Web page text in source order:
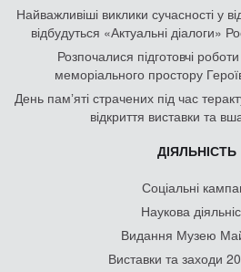
Найважливіші виклики сучасності у
відбудуться «Актуальні діалоги»
Розпочалися підготовчі
меморіального простору
День памʼяті страчених під час
відкриття виставки та
ДІЯЛЬНІСТЬ
Соціальні
Наукова
Видання Музею
Виставки та заходи